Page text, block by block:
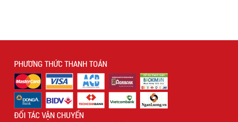
PHƯƠNG THỨC THANH TOÁN
ĐỐI TÁC VẬN CHUYỂN